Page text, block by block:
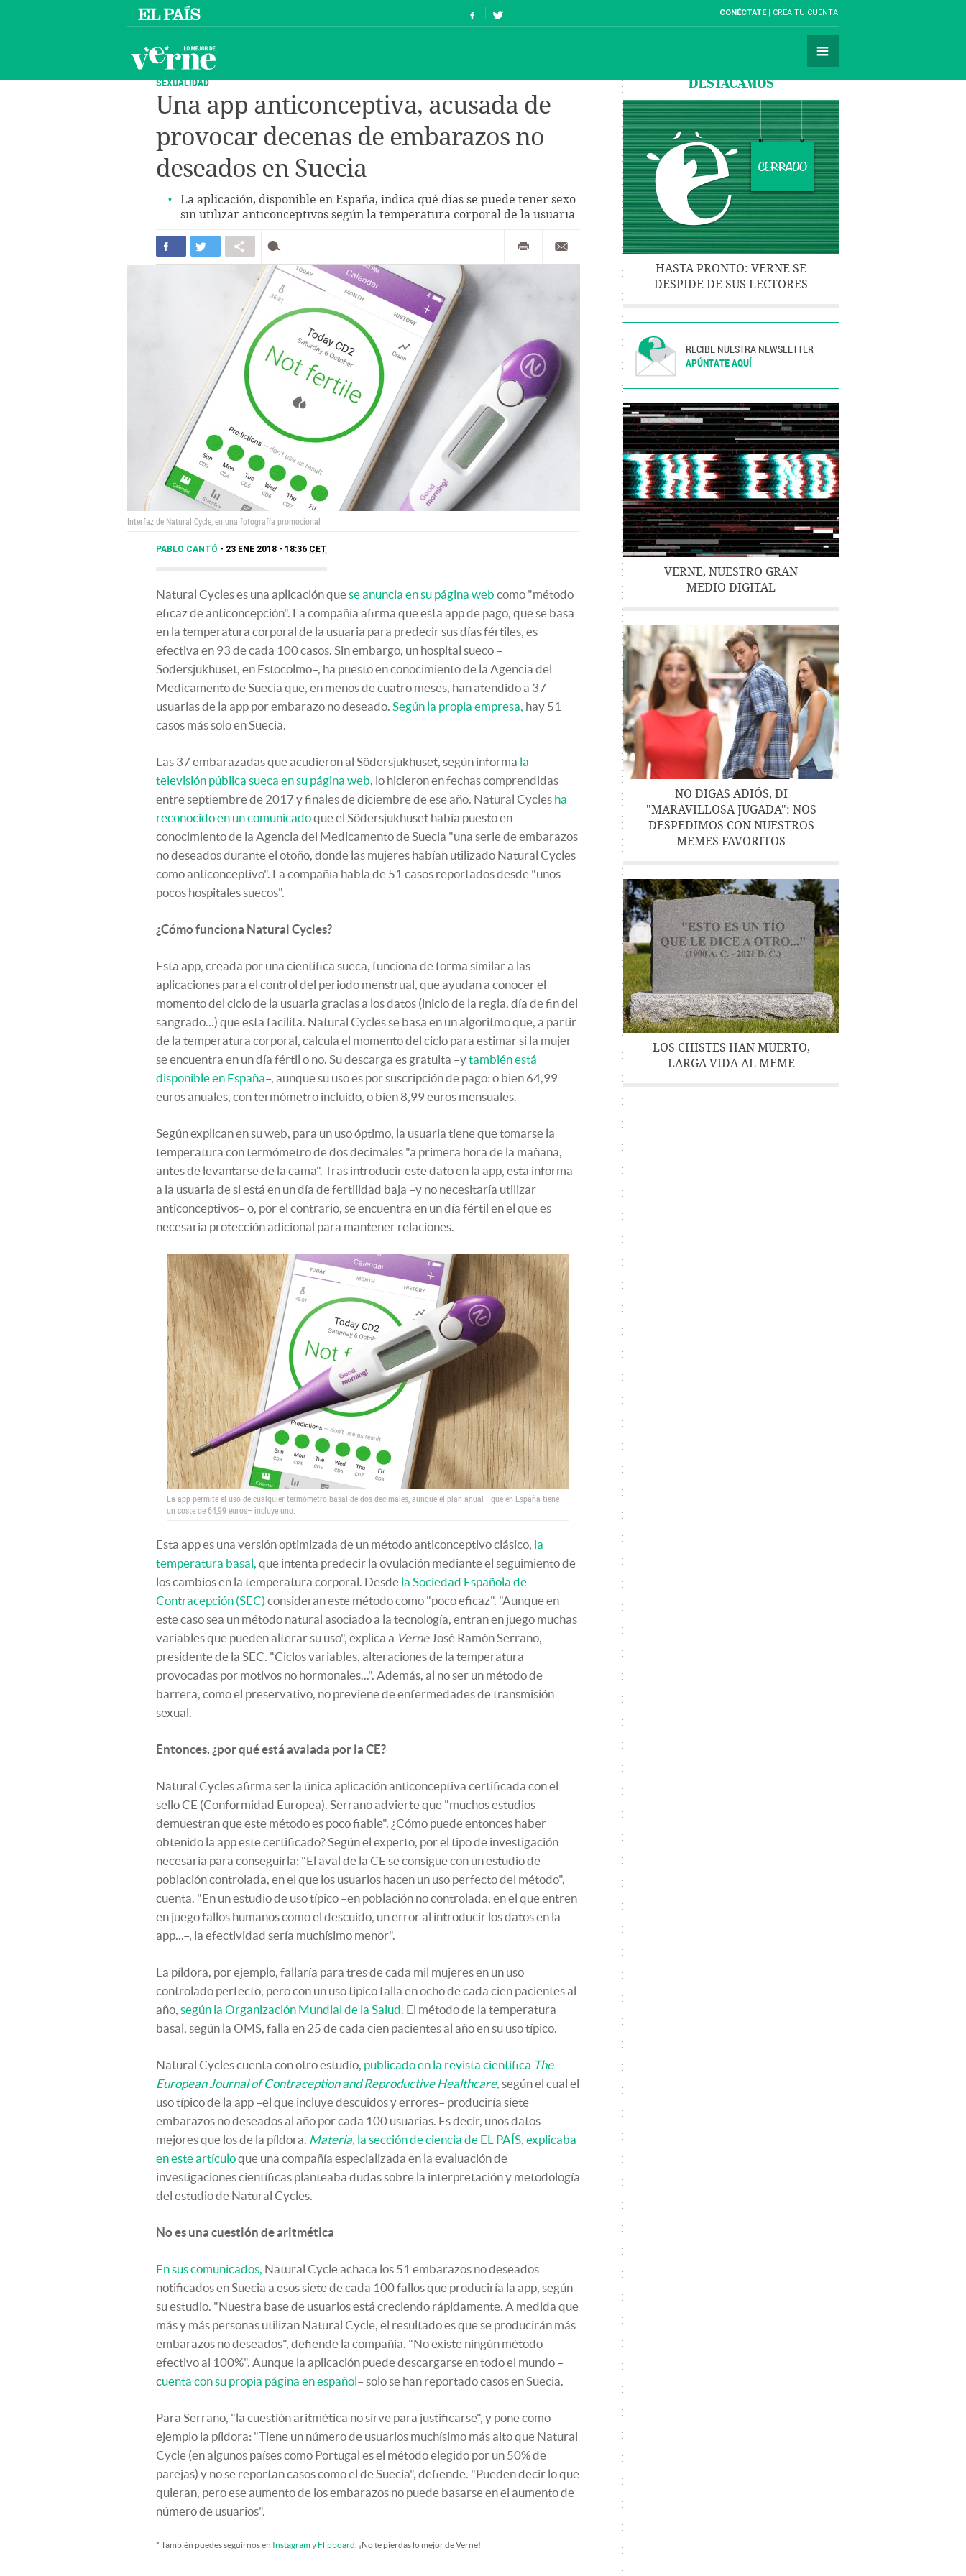
CONÉCTATE CREA TU CUENTA
SEXUALIDAD
Una app anticonceptiva, acusada de
provocar decenas de embarazos no
deseados en Suecia
La aplicación, disponible en España, indica qué días se puede tener sexo
sin utilizar anticonceptivos según la temperatura corporal de la usuaria
Interfaz de Natural Cycle, en una fotografía promocional
PABLO CANTÓ 23 ENE 2018 - 18:36 CET
Natural Cycles es una aplicación quese anuncia en su página web como "método
eficaz de anticoncepción". La compañía afirma que esta app de pago, que se basa
en la temperatura corporal de la usuaria para predecir sus días fértiles, es
efectiva en 93 de cada 100 casos. Sin embargo, un hospital sueco –
Södersjukhuset, en Estocolmo–, ha puesto en conocimiento de la Agencia del
Medicamento de Suecia que, en menos de cuatro meses, han atendido a 37
usuarias de la app por embarazo no deseado. Según la propia empresa, hay 51
casos más solo en Suecia.
Las 37 embarazadas que acudieron al Södersjukhuset, según informa la
televisión pública sueca en su página web, lo hicieron en fechas comprendidas
entre septiembre de 2017 y finales de diciembre de ese año. Natural Cycles ha
reconocido en un comunicadoque el Södersjukhuset había puesto en
conocimiento de la Agencia del Medicamento de Suecia "una serie de embarazos
no deseados durante el otoño, donde las mujeres habían utilizado Natural Cycles
como anticonceptivo". La compañía habla de 51 casos reportados desde "unos
pocos hospitales suecos".
¿Cómo funciona Natural Cycles?
Esta app, creada por una científica sueca, funciona de forma similar a las
aplicaciones para el control del periodo menstrual, que ayudan a conocer el
momento del ciclo de la usuaria gracias a los datos (inicio de la regla, día de fin del
sangrado...) que esta facilita. Natural Cycles se basa en un algoritmo que, a partir
de la temperatura corporal, calcula el momento del ciclo para estimar si la mujer
se encuentra en un día fértil o no. Su descarga es gratuita –ytambién está
disponible en España–, aunque su uso es por suscripción de pago: o bien 64,99
euros anuales, con termómetro incluido, o bien 8,99 euros mensuales.
Según explican en su web, para un uso óptimo, la usuaria tiene que tomarse la
temperatura con termómetro de dos decimales "a primera hora de la mañana,
antes de levantarse de la cama". Tras introducir este dato en la app, esta informa
a la usuaria de si está en un día de fertilidad baja –y no necesitaría utilizar
anticonceptivos– o, por el contrario, se encuentra en un día fértil en el que es
necesaria protección adicional para mantener relaciones.
La app permite el uso de cualquier termómetro basal de dos decimales, aunque el plan anual –que en España tiene
un coste de 64,99 euros– incluye uno.
Esta app es una versión optimizada de un método anticonceptivo clásico, la
temperatura basal, que intenta predecir la ovulación mediante el seguimiento de
los cambios en la temperatura corporal. Desde la Sociedad Española de
Contracepción (SEC) consideran este método como "poco eficaz". "Aunque en
este caso sea un método natural asociado a la tecnología, entran en juego muchas
variables que pueden alterar su uso", explica a VerneJosé Ramón Serrano,
presidente de la SEC. "Ciclos variables, alteraciones de la temperatura
provocadas por motivos no hormonales...". Además, al no ser un método de
barrera, como el preservativo, no previene de enfermedades de transmisión
sexual.
Entonces, ¿por qué está avalada por la CE?
Natural Cycles afirma ser la única aplicación anticonceptiva certificada con el
sello CE (Conformidad Europea). Serrano advierte que "muchos estudios
demuestran que este método es poco fiable". ¿Cómo puede entonces haber
obtenido la app este certificado? Según el experto, por el tipo de investigación
necesaria para conseguirla: "El aval de la CE se consigue con un estudio de
población controlada, en el que los usuarios hacen un uso perfecto del método",
cuenta. "En un estudio de uso típico –en población no controlada, en el que entren
en juego fallos humanos como el descuido, un error al introducir los datos en la
app...–, la efectividad sería muchísimo menor".
La píldora, por ejemplo, fallaría para tres de cada mil mujeres en un uso
controlado perfecto, pero con un uso típico falla en ocho de cada cien pacientes al
año, según la Organización Mundial de la Salud. El método de la temperatura
basal, según la OMS, falla en 25 de cada cien pacientes al año en su uso típico.
Natural Cycles cuenta con otro estudio, publicado en la revista científica The
European Journal of Contraception and Reproductive Healthcare, según el cual el
uso típico de la app –el que incluye descuidos y errores– produciría siete
embarazos no deseados al año por cada 100 usuarias. Es decir, unos datos
mejores que los de la píldora. Materia, la sección de ciencia de EL PAÍS, explicaba
en este artículoque una compañía especializada en la evaluación de
investigaciones científicas planteaba dudas sobre la interpretación y metodología
del estudio de Natural Cycles.
No es una cuestión de aritmética
En sus comunicados, Natural Cycle achaca los 51 embarazos no deseados
notificados en Suecia a esos siete de cada 100 fallos que produciría la app, según
su estudio. "Nuestra base de usuarios está creciendo rápidamente. A medida que
más y más personas utilizan Natural Cycle, el resultado es que se producirán más
embarazos no deseados", defiende la compañía. "No existe ningún método
efectivo al 100%". Aunque la aplicación puede descargarse en todo el mundo –
cuenta con su propia página en español– solo se han reportado casos en Suecia.
Para Serrano, "la cuestión aritmética no sirve para justificarse", y pone como
ejemplo la píldora: "Tiene un número de usuarios muchísimo más alto que Natural
Cycle (en algunos países como Portugal es el método elegido por un 50% de
parejas) y no se reportan casos como el de Suecia", defiende. "Pueden decir lo que
quieran, pero ese aumento de los embarazos no puede basarse en el aumento de
número de usuarios".
* También puedes seguirnos en Instagramy Flipboard . ¡No te pierdas lo mejor de Verne!
DESTACAMOS
HASTA PRONTO: VERNE SE
DESPIDE DE SUS LECTORES
RECIBE NUESTRA NEWSLETTER
APÚNTATE AQUÍ
VERNE, NUESTRO GRAN
MEDIO DIGITAL
NO DIGAS ADIÓS, DI
"MARAVILLOSA JUGADA": NOS
DESPEDIMOS CON NUESTROS
MEMES FAVORITOS
LOS CHISTES HAN MUERTO,
LARGA VIDA AL MEME